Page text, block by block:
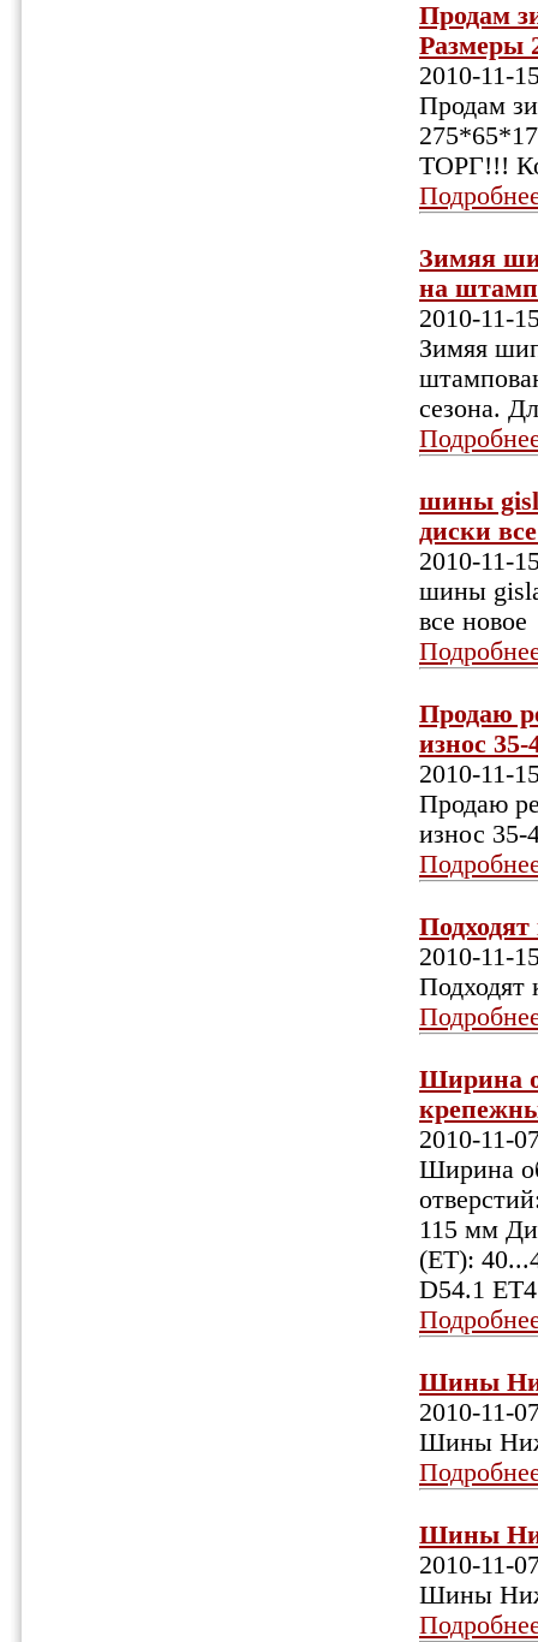
Продам
Размеры
2010-11-
Продам
ТОРГ!!!
Зимяя
на
2010-11-
Зимяя
сезона.
шины
диски
2010-11-
шины
все новое
Продаю
износ 35-
2010-11-
Продаю
износ 35-
2010-11-
Подходят
Ширина
2010-11-
Ширина
115 мм
(ET):
D54.1
Шины
2010-11-
Шины
Шины
2010-11-
Шины